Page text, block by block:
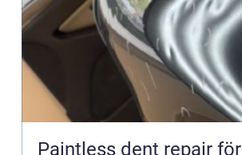
Paintless dent repair för